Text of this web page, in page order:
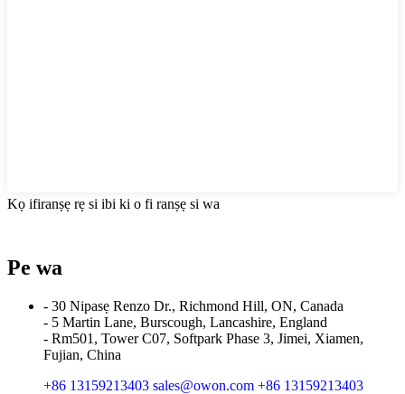
Kọ ifiranṣẹ rẹ si ibi ki o fi ranṣẹ si wa
Pe wa
- 30 Nipasẹ Renzo Dr., Richmond Hill, ON, Canada
- 5 Martin Lane, Burscough, Lancashire, England
- Rm501, Tower C07, Softpark Phase 3, Jimei, Xiamen,
Fujian, China
+86 13159213403 sales@owon.com +86 13159213403